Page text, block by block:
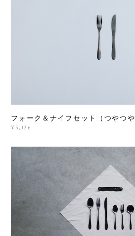
フォーク＆ナイフセット（つやつや
¥5,126